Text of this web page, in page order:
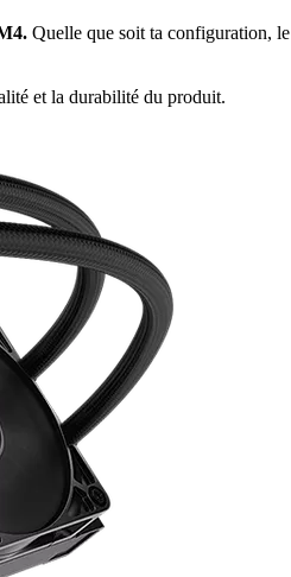
Quelle que soit ta configuration, le
et la durabilité du produit.